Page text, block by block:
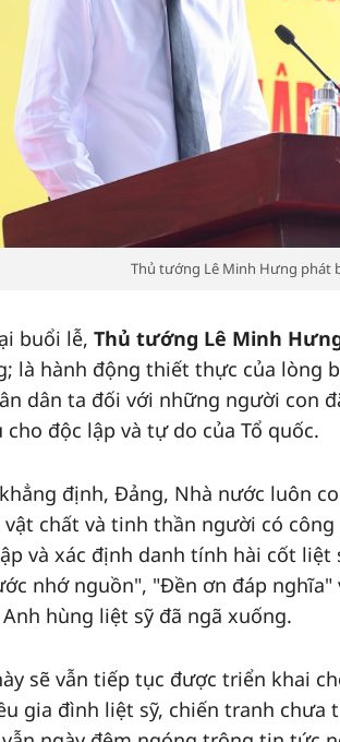
Thủ tướng Lê Minh Hưng phát
buổi lễ, Thủ tướng Lê Minh
là hành động thiết thực của lòng
dân ta đối với những người con
độc lập và tự do của Tổ quốc.
định, Đảng, Nhà nước luôn
chất và tinh thần người có
và xác định danh tính hài cốt
nhớ nguồn", "Đền ơn đáp
hùng liệt sỹ đã ngã xuống.
sẽ vẫn tiếp tục được triển khai
gia đình liệt sỹ, chiến tranh chưa